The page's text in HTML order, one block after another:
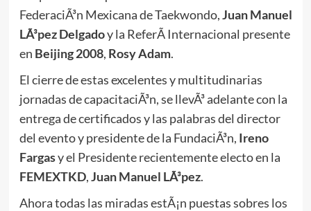
FederaciÃ³n Mexicana de Taekwondo,Juan Manuel
LÃ³pez Delgadoy la ReferÃ­ Internacional presente
en Beijing 2008, Rosy Adam.
El cierre de estas excelentes y multitudinarias
jornadas de capacitaciÃ³n, se llevÃ³ adelante con la
entrega de certificados y las palabras del director
del evento y presidente de la FundaciÃ³n, Ireno
Fargasy el Presidente recientemente electo en la
FEMEXTKD,Juan Manuel LÃ³pez.
Ahora todas las miradas estÃ¡n puestas sobres los